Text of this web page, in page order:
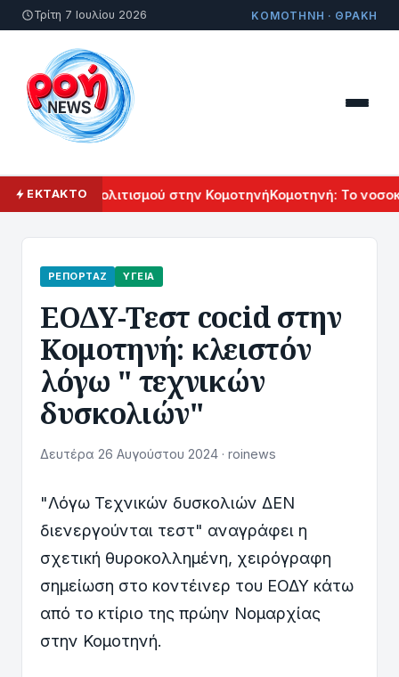
Τρίτη 7 Ιουλίου 2026 ΚΟΜΟΤΗΝΗ · ΘΡΑΚΗ
ΕΚΤΑΚΤΟ
Αρμενικού Πολιτισμού στην ΚομοτηνήΚομοτηνή: Το
ΡΕΠΟΡΤΆΖ ΥΓΕΊΑ
ΕΟΔΥ-Τεστ cocid στην
Κομοτηνή: κλειστόν
λόγω " τεχνικών
δυσκολιών"
Δευτέρα 26 Αυγούστου 2024 · roinews
"Λόγω Τεχνικών δυσκολιών ΔΕΝ
διενεργούνται τεστ" αναγράφει η
σχετική θυροκολλημένη, χειρόγραφη
σημείωση στο κοντέινερ του ΕΟΔΥ κάτω
από το κτίριο της πρώην Νομαρχίας
στην Κομοτηνή.